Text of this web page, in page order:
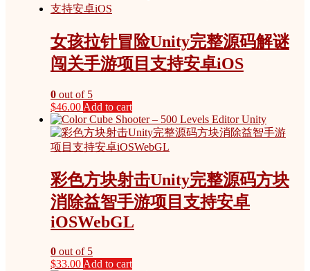
女孩拉针冒险Unity完整源码解谜
闯关手游项目支持安卓iOS
0 out of 5
$46.00 Add to cart
彩色方块射击Unity完整源码方块
消除益智手游项目支持安卓
iOSWebGL
0 out of 5
$33.00 Add to cart